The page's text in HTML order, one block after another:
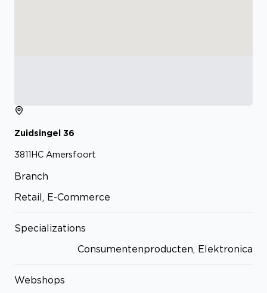
Zuidsingel 36
3811HC Amersfoort
Branch
Retail, E-Commerce
Specializations
Consumentenproducten, Elektronica
Webshops